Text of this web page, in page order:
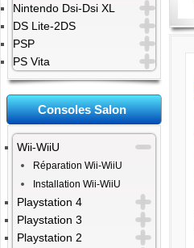
Nintendo Dsi-Dsi XL
DS Lite-2DS
PSP
PS Vita
Consoles Salon
Wii-WiiU
Réparation Wii-WiiU
Installation Wii-WiiU
Playstation 4
Playstation 3
Playstation 2